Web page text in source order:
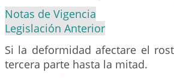
Notas de Vigencia
Legislación Anterior
Si la deformidad afectare el
tercera parte hasta la mitad.